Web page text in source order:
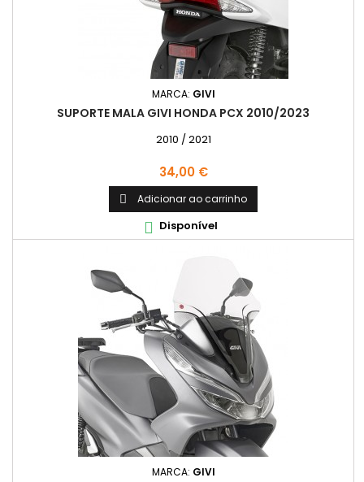
MARCA: GIVI
SUPORTE MALA GIVI HONDA PCX 2010/2023
2010 / 2021
Preço
34,00 €
 Adicionar ao carrinho
 Disponível
MARCA: GIVI